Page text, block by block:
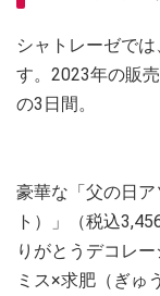
シャトレーゼで
す。2023年の販
の3日間。
豪華な「父の日
ト）」（税込
りがとうデコレ
ミス×求肥（ぎゅ